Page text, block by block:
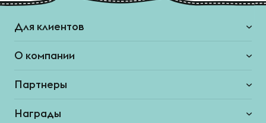
Для клиентов
О компании
Партнеры
Награды